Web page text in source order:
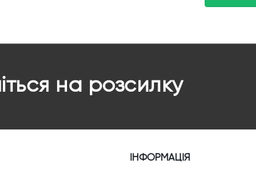
на розсилку
ІНФОРМАЦІЯ